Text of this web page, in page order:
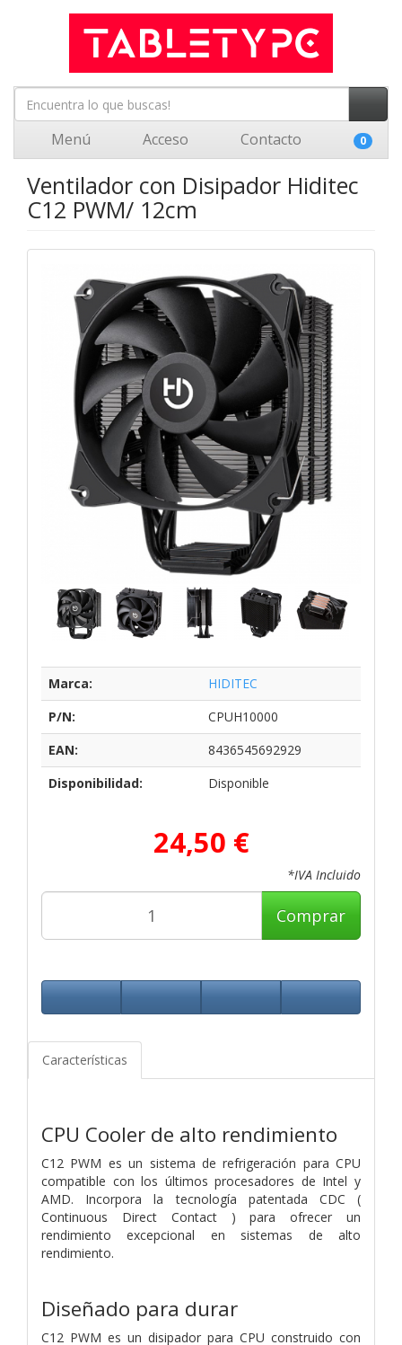
Menú Acceso Contacto 0
Ventilador con Disipador Hiditec
C12 PWM/ 12cm
Marca:
HIDITEC
P/N:
CPUH10000
EAN:
8436545692929
Disponibilidad:
Disponible
24,50 €
*IVA Incluido
Comprar
Características
CPU Cooler de alto rendimiento
C12 PWM es un sistema de refrigeración para CPU
compatible con los últimos procesadores de Intel y
AMD. Incorpora la tecnología patentada CDC (
Continuous Direct Contact ) para ofrecer un
rendimiento excepcional en sistemas de alto
rendimiento.
Diseñado para durar
C12 PWM es un disipador para CPU construido con